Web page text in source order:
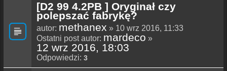
[D2 99 4.2PB ] Oryginał czy
polepszać fabrykę?
autor: methanex » 10 wrz 2016, 11:33
Ostatni post autor: mardeco »
12 wrz 2016, 18:03
Odpowiedzi: 3